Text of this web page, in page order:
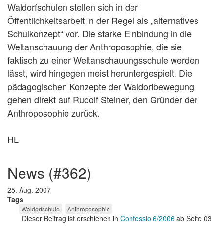
Waldorfschulen stellen sich in der
Öffentlichkeitsarbeit in der Regel als „alternatives
Schulkonzept“ vor. Die starke Einbindung in die
Weltanschauung der Anthroposophie, die sie
faktisch zu einer Weltanschauungsschule werden
lässt, wird hingegen meist heruntergespielt. Die
pädagogischen Konzepte der Waldorfbewegung
gehen direkt auf Rudolf Steiner, den Gründer der
Anthroposophie zurück.
HL
news (#362)
25. Aug. 2007
Tags
Waldorfschule Anthroposophie
Dieser Beitrag ist erschienen in Confessio 6/2006 ab Seite 03